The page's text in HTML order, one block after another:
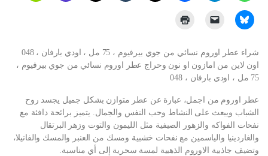
شراء عطر اوروم نسائي من جوي بيرفيوم ، 75 مل ، اودي بارفان ، 048
اون لاين من امازون او نون وحراج عطر اوروم نسائي من جوي بيرفيوم ،
75 مل ، اودي بارفان ، 048
عطر اوروم من اجمل، عبارة عن عطر متوازن بشكل جميل يجسد روح
الشباب ويبعث على النشاط وحب النفس والجمال. يتميز برائحة دافئة مع
نفحات الفواكه والزهور الصيفية مثل الليمون والتوت وزهر البرتقال
والغاردينيا والياسمين مع نفحات خشبية ومسك من العنبر والمسك والفانيلا،
وتضيف جاذبية الاوروم الذهبية لمسة سحرية إلى أي مناسبة.